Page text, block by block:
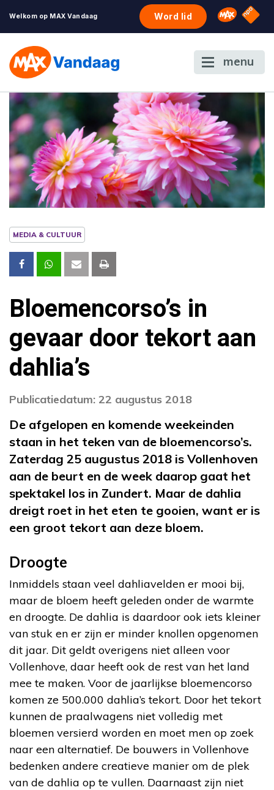
Welkom op MAX Vandaag Word lid Omroep
NPO
menu
MEDIA & CULTUUR
Bloemencorso’s in
gevaar door tekort aan
dahlia’s
Publicatiedatum: 22 augustus 2018
De afgelopen en komende weekeinden
staan in het teken van de bloemencorso’s.
Zaterdag 25 augustus 2018 is Vollenhoven
aan de beurt en de week daarop gaat het
spektakel los in Zundert. Maar de dahlia
dreigt roet in het eten te gooien, want er is
een groot tekort aan deze bloem.
Droogte
Inmiddels staan veel dahliavelden er mooi bij,
maar de bloem heeft geleden onder de warmte
en droogte. De dahlia is daardoor ook iets kleiner
van stuk en er zijn er minder knollen opgenomen
dit jaar. Dit geldt overigens niet alleen voor
Vollenhove, daar heeft ook de rest van het land
mee te maken. Voor de jaarlijkse bloemencorso
komen ze 500.000 dahlia’s tekort. Door het tekort
kunnen de praalwagens niet volledig met
bloemen versierd worden en moet men op zoek
naar een alternatief. De bouwers in Vollenhove
bedenken andere creatieve manier om de plek
van de dahlia op te vullen. Daarnaast zijn niet